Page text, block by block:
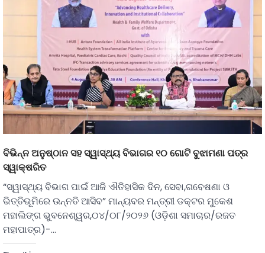
ବିଭିନ୍ନ ଅନୁଷ୍ଠାନ ସହ ସ୍ୱାସ୍ଥ୍ୟ ବିଭାଗର ୧୦ ଗୋଟି ବୁଝାମଣା ପତ୍ର
ସ୍ୱାକ୍ଷରିତ
“ସ୍ୱାସ୍ଥ୍ୟ ବିଭାଗ ପାଇଁ ଆଜି ଐତିହାସିକ ଦିନ, ସେବା,ଗବେଷଣା ଓ
ଭିତ୍ତିଭୂମିରେ ଉନ୍ନତି ଆସିବ” ମାନ୍ୟବର ମନ୍ତ୍ରୀ ଡକ୍ଟର ମୁକେଶ
ମହାଲିଙ୍ଗ ଭୁବନେଶ୍ୱର,୦୪/୦୮/୨୦୨୬ (ଓଡ଼ିଶା ସମାଚାର/ରଜତ
ମହାପାତ୍ର)-…